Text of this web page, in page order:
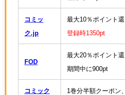
コミッ
ク.jp
最大10％ポイント還
登録時1350pt
FOD
最大20％ポイント
期間中に900pt
コミック 1巻分半額クーポン